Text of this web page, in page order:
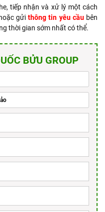
tiếp nhận và xử lý một cách
gửithông tin yêu cầubên
thời gian sớm nhất có thể.
BỬU GROUP